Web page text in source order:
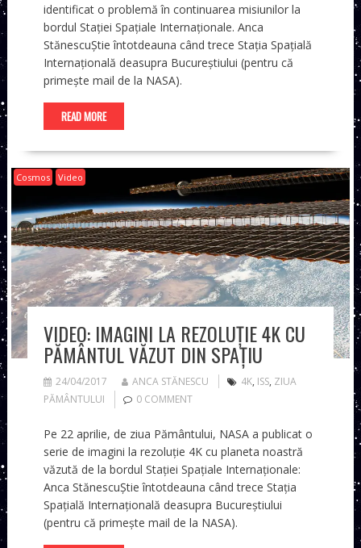
identificat o problemă în continuarea misiunilor la
bordul Stației Spațiale Internaționale. Anca
StănescuȘtie întotdeauna când trece Stația Spațială
Internațională deasupra Bucureștiului (pentru că
primește mail de la NASA).
READ MORE
Cosmos Video
VIDEO: IMAGINI LA REZOLUȚIE 4K CU
PĂMÂNTUL VĂZUT DIN SPAȚIU
24/04/2017 ANCA STĂNESCU 4K, ISS, ZIUA
PĂMÂNTULUI
0 COMMENT
Pe 22 aprilie, de ziua Pământului, NASA a publicat o
serie de imagini la rezoluție 4K cu planeta noastră
văzută de la bordul Stației Spațiale Internaționale:
Anca StănescuȘtie întotdeauna când trece Stația
Spațială Internațională deasupra Bucureștiului
(pentru că primește mail de la NASA).